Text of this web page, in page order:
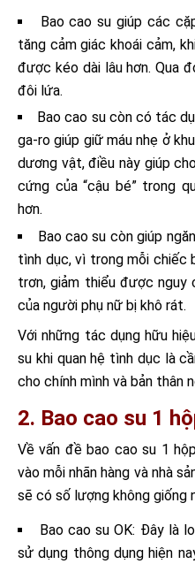
Bao cao su giúp các
tăng cảm giác khoái cảm,
được kéo dài lâu hơn. Qua
đôi lứa.
Bao cao su còn có tác
ga-ro giúp giữ máu nhẹ ở
dương vật, điều này giúp
cứng của “cậu bé” trong
hơn.
Bao cao su còn giúp
tình dục, vì trong mỗi chiếc
trơn, giảm thiểu được
của người phụ nữ bị khô rát.
Với những tác dụng hữu
su khi quan hệ tình dục là
cho chính mình và bản thân
2. Bao cao su 1
Về vấn đề bao cao su 1
vào mỗi nhãn hàng và nhà
sẽ có số lượng không giống
Bao cao su OK: Đây là
sử dụng thông dụng hiện